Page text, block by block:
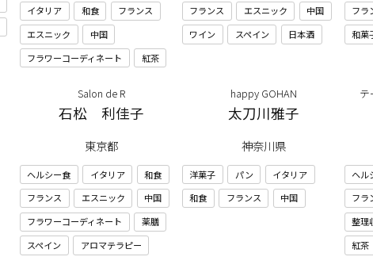
イタリア
和食
フランス
エスニック
中国
フラワーコーディネート
紅茶
フランス
エスニック
中国
ワイン
スペイン 日本酒
フラ
和菓
Salon de R
石松 利佳子
東京都
ヘルシー食 イタリア
和食
フランス
エスニック
中国
フラワーコーディネート
薬膳
スペイン
アロマテラピー
happy GOHAN
太刀川雅子
神奈川県
洋菓子 パン
イタリア
和食
フランス 中国
ヘル
フラ
整理
紅茶